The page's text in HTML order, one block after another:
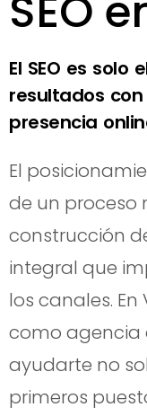
El SEO es
resultados
presencia
El
de un proceso
construcción
integral que
los canales.
como agencia
ayudarte no
primeros